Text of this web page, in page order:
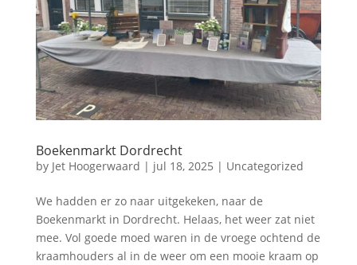
Boekenmarkt Dordrecht
by Jet Hoogerwaard | jul 18, 2025 | Uncategorized
We hadden er zo naar uitgekeken, naar de
Boekenmarkt in Dordrecht. Helaas, het weer zat niet
mee. Vol goede moed waren in de vroege ochtend de
kraamhouders al in de weer om een mooie kraam op